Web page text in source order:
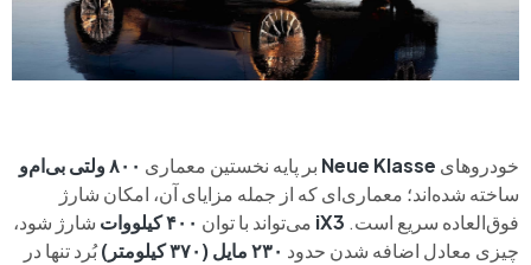
خودروهای Neue Klasse بر پایه نخستین معماری ۸۰۰ ولتی بی‌ام‌و
ساخته شده‌اند؛ معماری‌ای که از جمله مزایای آن، امکان شارژ
فوق‌العاده سریع است. iX3 می‌تواند با توان ۴۰۰ کیلووات
شارژ شود،
چیزی معادل اضافه شدن حدود ۲۳۰ مایل (۳۷۰ کیلومتر)
بُرد تنها در